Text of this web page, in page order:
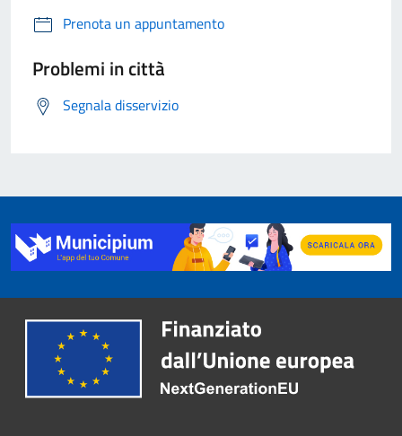
Prenota un appuntamento
Problemi in città
Segnala disservizio